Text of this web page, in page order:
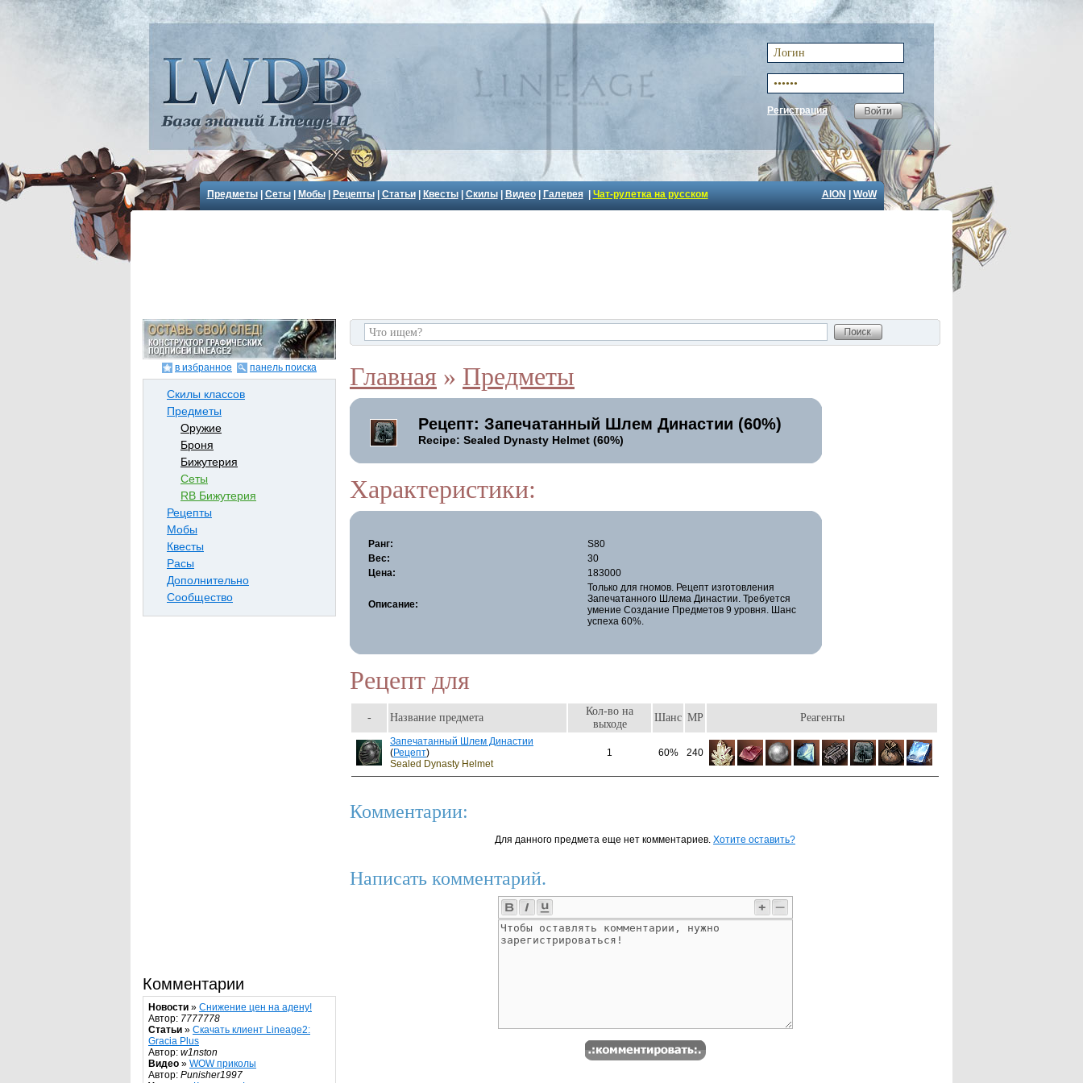
Регистрация
Предметы| Сеты| Мобы| Рецепты| Статьи| Квесты| Скилы| Видео| Галерея| Чат-рулетка на русском AION WoW
в избранное панель поиска
Скилы классов
Предметы
Оружие
Броня
Бижутерия
Сеты
RB Бижутерия
Рецепты
Мобы
Квесты
Расы
Дополнительно
Сообщество
Комментарии
Новости » Снижение цен на адену!
Автор: 7777778
Статьи » Скачать клиент Lineage2:
Gracia Plus
Автор: w1nston
Видео » WOW приколы
Автор: Punisher1997
Главная » Предметы
Рецепт: Запечатанный Шлем Династии (60%)
Recipe: Sealed Dynasty Helmet (60%)
Характеристики:
Ранг:
S80
Вес:
30
Цена:
183000
Описание:
Только для гномов. Рецепт изготовления
Запечатанного Шлема Династии. Требуется
умение Создание Предметов 9 уровня. Шанс
успеха 60%.
Рецепт для
- Название предмета
Кол-во на
выходе
Шанс MP Реагенты
Запечатанный Шлем Династии
(Рецепт)
Sealed Dynasty Helmet
1 60% 240
Комментарии:
Для данного предмета еще нет комментариев. Хотите оставить?
Написать комментарий.